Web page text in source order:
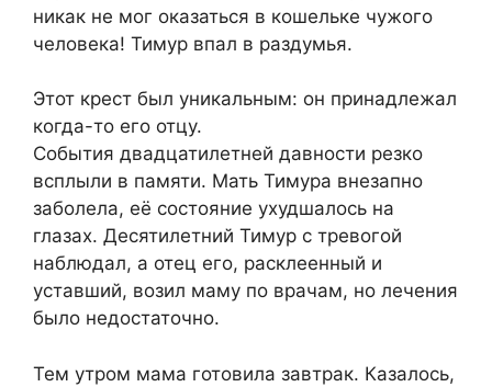
никак не мог оказаться в кошельке чужого
человека! Тимур впал в раздумья.
Этот крест был уникальным: он принадлежал
когда-то его отцу.
События двадцатилетней давности резко
всплыли в памяти. Мать Тимура внезапно
заболела, её состояние ухудшалось на
глазах. Десятилетний Тимур с тревогой
наблюдал, а отец его, расклеенный и
уставший, возил маму по врачам, но лечения
было недостаточно.
Тем утром мама готовила завтрак. Казалось,